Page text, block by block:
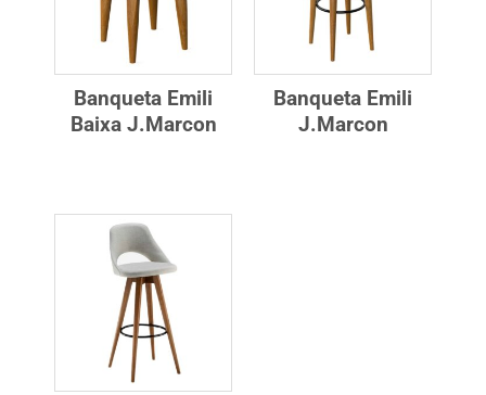
Banqueta Emili
Baixa J.Marcon
Banqueta Emili
J.Marcon